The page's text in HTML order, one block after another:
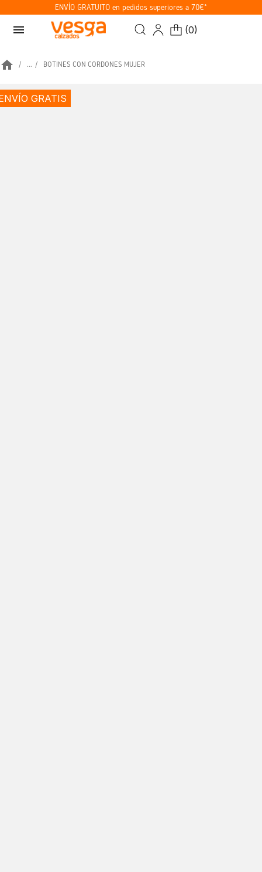
ENVÍO GRATUITO en pedidos superiores a 70€*
menu (0)
home ... BOTINES CON CORDONES MUJER
GRATIS